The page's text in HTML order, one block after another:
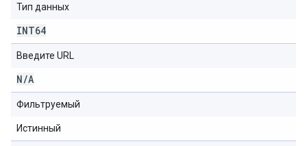
Тип данных
INT64
Введите URL
N/A
Фильтруемый
Истинный